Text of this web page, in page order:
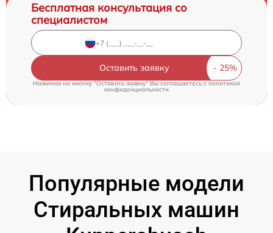
Бесплатная консультация со
специалистом
Оставить заявку
Нажимая на кнопку "Оставить заявку" Вы соглашаетесь cполитикой
конфиденциальности
Популярные модели
Стиральных машин